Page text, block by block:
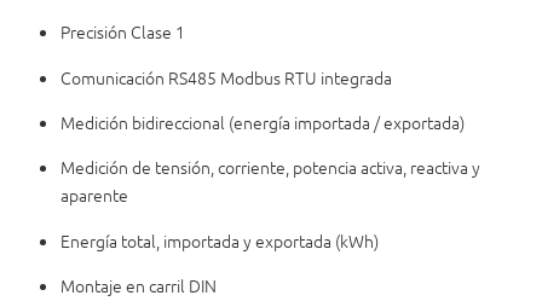
Precisión Clase 1
Comunicación RS485 Modbus RTU integrada
Medición bidireccional (energía importada / exportada)
Medición de tensión, corriente, potencia activa, reactiva y
aparente
Energía total, importada y exportada (kWh)
Montaje en carril DIN